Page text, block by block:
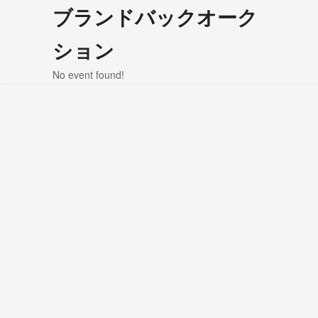
ブランドバックオーク
ション
No event found!